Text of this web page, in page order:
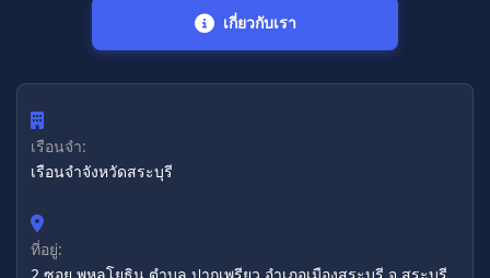
เกี่ยวกับเรา
เรือนจำ:
เรือนจำจังหวัดสระบุรี
ที่อยู่: